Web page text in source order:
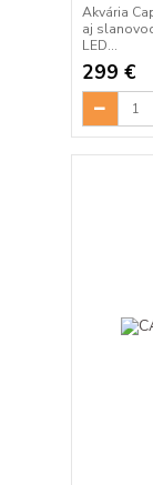
Akvária
aj
LED...
299 €